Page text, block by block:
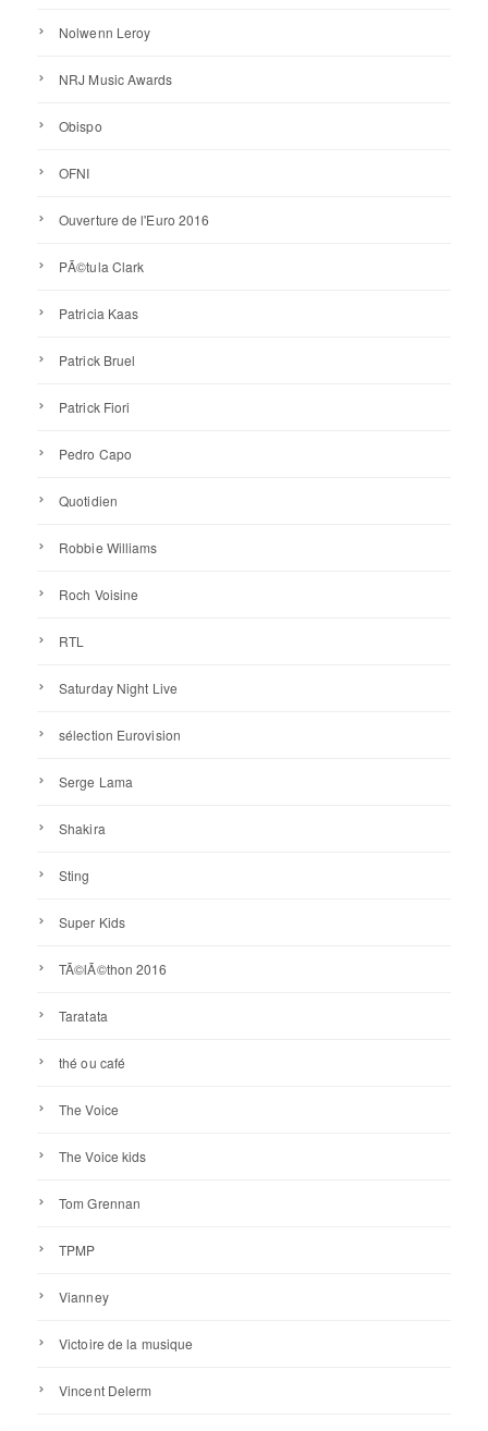
Nolwenn Leroy
NRJ Music Awards
Obispo
OFNI
Ouverture de l'Euro 2016
PÃ©tula Clark
Patricia Kaas
Patrick Bruel
Patrick Fiori
Pedro Capo
Quotidien
Robbie Williams
Roch Voisine
RTL
Saturday Night Live
sélection Eurovision
Serge Lama
Shakira
Sting
Super Kids
TÃ©lÃ©thon 2016
Taratata
thé ou café
The Voice
The Voice kids
Tom Grennan
TPMP
Vianney
Victoire de la musique
Vincent Delerm